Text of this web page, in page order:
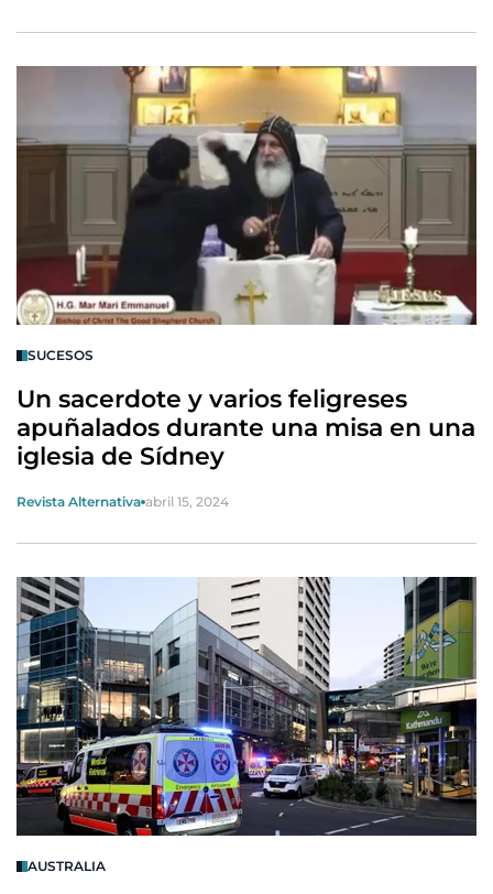
SUCESOS
Un sacerdote y varios feligreses
apuñalados durante una misa en una
iglesia de Sídney
Revista Alternativa abril 15, 2024
AUSTRALIA